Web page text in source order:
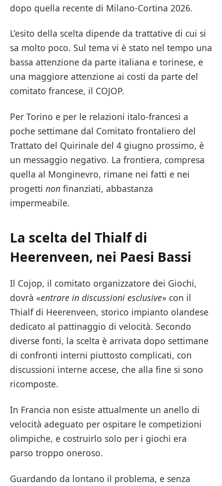
dopo quella recente di Milano-Cortina 2026.
L’esito della scelta dipende da trattative di cui si
sa molto poco. Sul tema vi è stato nel tempo una
bassa attenzione da parte italiana e torinese, e
una maggiore attenzione ai costi da parte del
comitato francese, il COJOP.
Per Torino e per le relazioni italo-francesi a
poche settimane dal Comitato frontaliero del
Trattato del Quirinale del 4 giugno prossimo, è
un messaggio negativo. La frontiera, compresa
quella al Monginevro, rimane nei fatti e nei
progetti non finanziati, abbastanza
impermeabile.
La scelta del Thialf di
Heerenveen, nei Paesi Bassi
Il Cojop, il comitato organizzatore dei Giochi,
dovrà «entrare in discussioni esclusive» con il
Thialf di Heerenveen, storico impianto olandese
dedicato al pattinaggio di velocità. Secondo
diverse fonti, la scelta è arrivata dopo settimane
di confronti interni piuttosto complicati, con
discussioni interne accese, che alla fine si sono
ricomposte.
In Francia non esiste attualmente un anello di
velocità adeguato per ospitare le competizioni
olimpiche, e costruirlo solo per i giochi era
parso troppo oneroso.
Guardando da lontano il problema, e senza